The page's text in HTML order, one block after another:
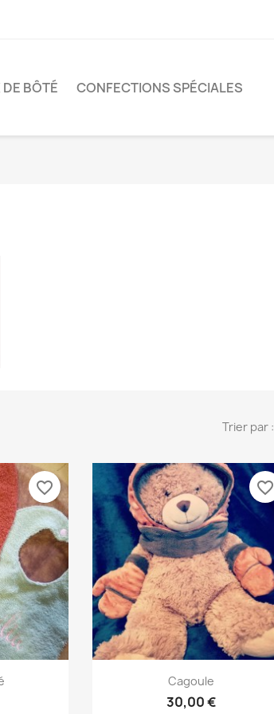
BÔTÉ CONFECTIONS SPÉCIALES
Trier par :
favorite_border
Aperçu rapide
Cagoule
30,00 €
favorite_border